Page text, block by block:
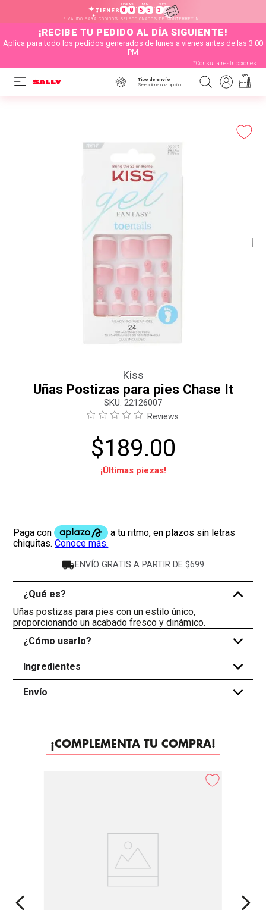
TIENES
HORAS
0 8 :
MIN
5 5 :
SEG
2 9
* VÁLIDO PARA CÓDIGOS SELECCIONADOS DE MONTERREY N.L
¡RECIBE TU PEDIDO AL DÍA SIGUIENTE!
Aplica para todo los pedidos generados de lunes a vienes antes de las 3:00
PM
*Consulta restricciones
Tipo de envío
Selecciona una opción
Kiss
Uñas Postizas para pies Chase It
: 22126007
Reviews
$189.00
¡Últimas piezas!
ENVÍO GRATIS A PARTIR DE $699
¿Qué es?
-
Uñas postizas para pies con un estilo único,
proporcionando un acabado fresco y dinámico.
¿Cómo usarlo?
+
Ingredientes +
Envío +
¡COMPLEMENTA TU COMPRA!